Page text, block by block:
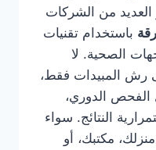
العديد من الشركات
باستخدام تقنيات
الصحية. لا
رش المبيدات فقط،
الفحص الدوري،
النتائج. سواء
مكتبك، أو